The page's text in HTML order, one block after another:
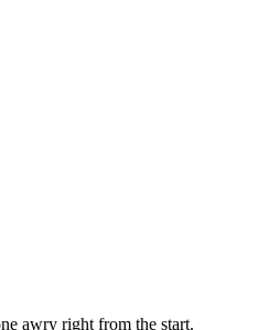
awry right from the start.